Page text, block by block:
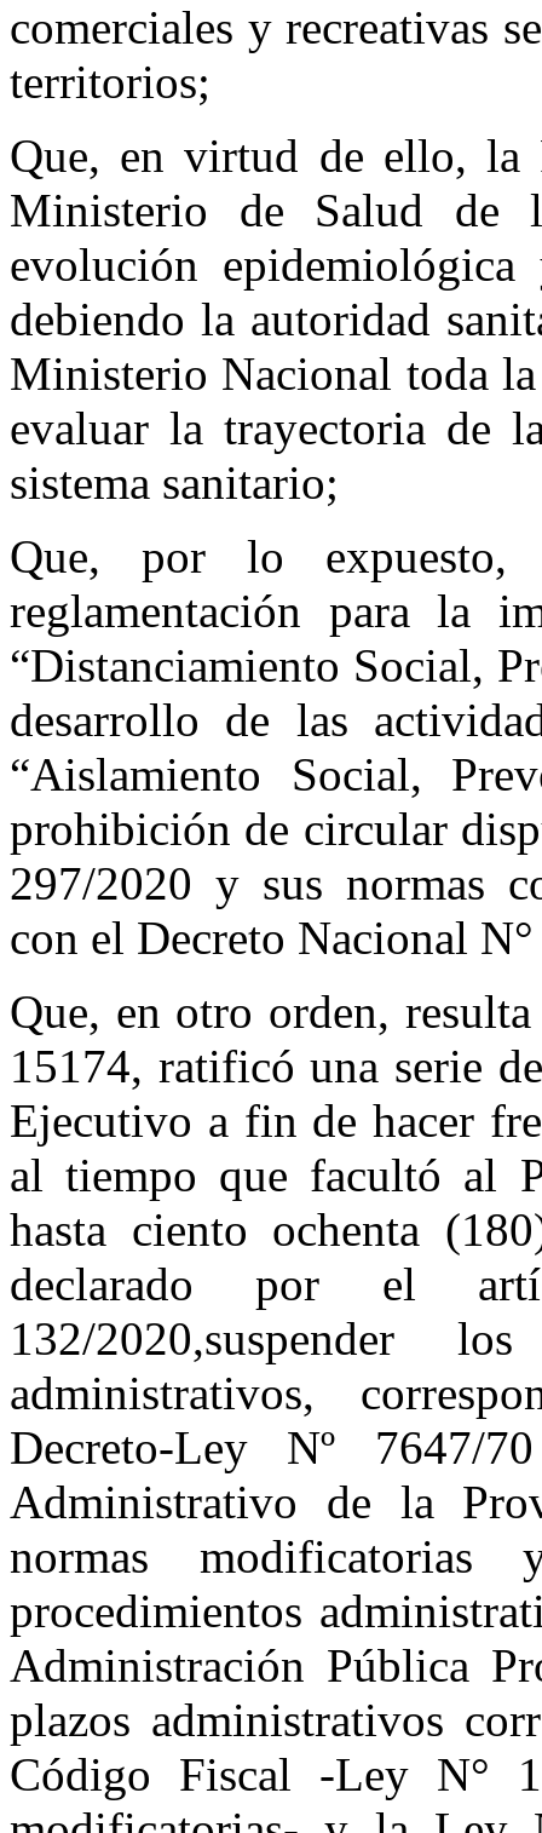
comerciales y recreativas
territorios;
Que, en virtud de ello, la
Ministerio de Salud de
evolución
debiendo la autoridad
Ministerio Nacional toda
evaluar la trayectoria de
sistema sanitario;
Que, por lo expuesto,
reglamentación para la
“Distanciamiento Social,
desarrollo de las
“Aislamiento Social,
prohibición de circular
297/2020 y sus normas
con el Decreto Nacional
Que, en otro orden,
15174, ratificó una serie
Ejecutivo a fin de hacer
al tiempo que facultó al
hasta ciento ochenta
declarado por el
132/2020,suspender
administrativos,
Decreto-Ley Nº 7647/
Administrativo de la
normas modificatorias
procedimientos
Administración Pública
plazos administrativos
Código Fiscal -Ley N°